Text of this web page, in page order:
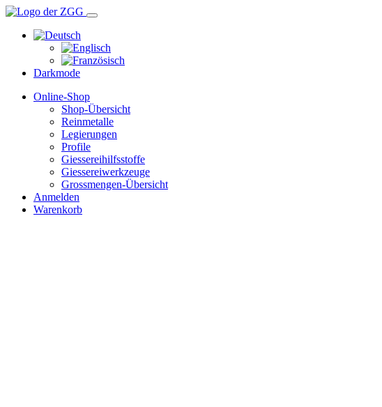
Darkmode
Online-Shop
Shop-Übersicht
Reinmetalle
Legierungen
Profile
Giessereihilfsstoffe
Giessereiwerkzeuge
Grossmengen-Übersicht
Anmelden
Warenkorb